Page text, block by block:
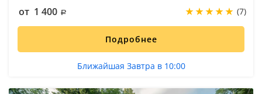
от 1 400 (7)
Подробнее
Ближайшая Завтра в 10:00